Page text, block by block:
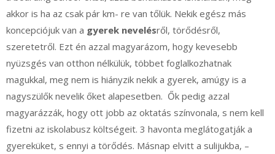
akkor is ha az csak pár km- re van tőlük. Nekik egész más
koncepciójuk van a gyerek nevelésről, törődésről,
szeretetről. Ezt én azzal magyarázom, hogy kevesebb
nyüzsgés van otthon nélkülük, többet foglalkozhatnak
magukkal, meg nem is hiányzik nekik a gyerek, amúgy is a
nagyszülők nevelik őket alapesetben. Ők pedig azzal
magyarázzák, hogy ott jobb az oktatás színvonala, s nem kell
fizetni az iskolabusz költségeit. 3 havonta meglátogatják a
gyereküket, s ennyi a törődés. Másnap elvitt a sulijukba, –